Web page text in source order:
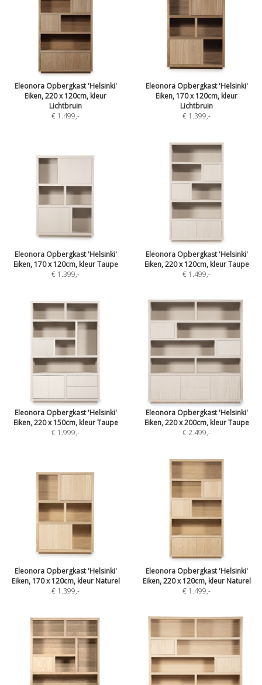
Eleonora Opbergkast 'Helsinki'
Eiken, 220 x 120cm, kleur
Lichtbruin
€ 1.499,-
Eleonora Opbergkast 'Helsinki'
Eiken, 170 x 120cm, kleur
Lichtbruin
€ 1.399,-
Eleonora Opbergkast 'Helsinki'
Eiken, 170 x 120cm, kleur Taupe
€ 1.399,-
Eleonora Opbergkast 'Helsinki'
Eiken, 220 x 120cm, kleur Taupe
€ 1.499,-
Eleonora Opbergkast 'Helsinki'
Eiken, 220 x 150cm, kleur Taupe
€ 1.999,-
Eleonora Opbergkast 'Helsinki'
Eiken, 220 x 200cm, kleur Taupe
€ 2.499,-
Eleonora Opbergkast 'Helsinki'
Eiken, 170 x 120cm, kleur Naturel
€ 1.399,-
Eleonora Opbergkast 'Helsinki'
Eiken, 220 x 120cm, kleur Naturel
€ 1.499,-